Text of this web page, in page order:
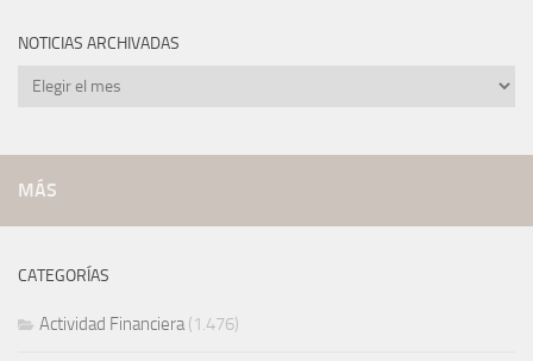
NOTICIAS ARCHIVADAS
Noticias
MÁS
CATEGORÍAS
Actividad Financiera(1.476)